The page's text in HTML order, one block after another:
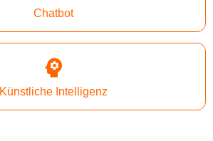
Chatbot
Künstliche Intelligenz